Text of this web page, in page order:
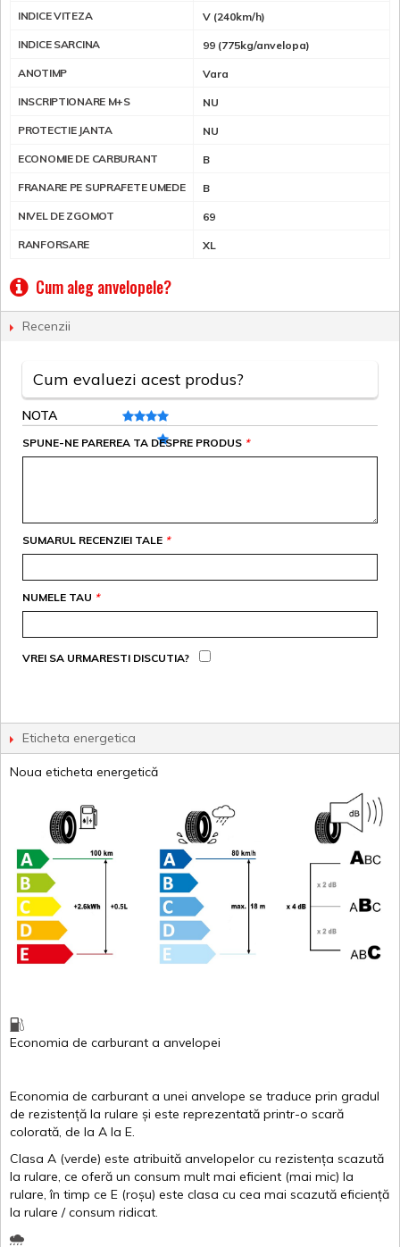
INDICE VITEZA V (240km/h)
INDICE SARCINA 99 (775kg/anvelopa)
ANOTIMP Vara
INSCRIPTIONARE M+S NU
PROTECTIE JANTA NU
ECONOMIE DE CARBURANT B
FRANARE PE SUPRAFETE UMEDE B
NIVEL DE ZGOMOT 69
RANFORSARE XL
Cum aleg anvelopele?
Recenzii
Cum evaluezi acest produs?
NOTA
*
SPUNE-NE PAREREA TA DESPRE PRODUS
*
SUMARUL RECENZIEI TALE
*
NUMELE TAU
VREI SA URMARESTI DISCUTIA?
Eticheta energetica
Noua eticheta energetică
Economia de carburant a anvelopei
Economia de carburant a unei anvelope se traduce prin gradul
de rezistență la rulare și este reprezentată printr-o scară
colorată, de la A la E.
Clasa A (verde) este atribuită anvelopelor cu rezistența scazută
la rulare, ce oferă un consum mult mai eficient (mai mic) la
rulare,în timp ce E (roșu) este clasa cu cea mai scazută eficiență
la rulare /consum ridicat.